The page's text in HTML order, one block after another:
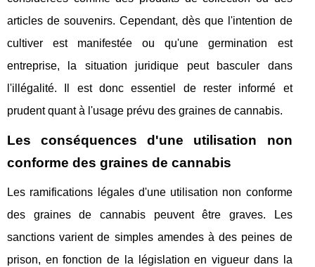
articles de souvenirs. Cependant, dès que l'intention de
cultiver est manifestée ou qu'une germination est
entreprise, la situation juridique peut basculer dans
l'illégalité. Il est donc essentiel de rester informé et
prudent quant à l'usage prévu des graines de cannabis.
Les conséquences d'une utilisation non
conforme des graines de cannabis
Les ramifications légales d'une utilisation non conforme
des graines de cannabis peuvent être graves. Les
sanctions varient de simples amendes à des peines de
prison, en fonction de la législation en vigueur dans la